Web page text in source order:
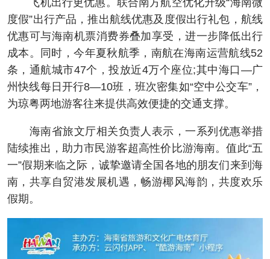
飞机出行更优惠。联合南方航空优化升级“海南微
度假”出行产品，推出航线优惠及度假出行礼包，航线
优惠可与海南机票消费券叠加享受，进一步降低出行
成本。同时，今年夏秋航季，南航在海南运营航线52
条，通航城市47个，投放近4万个座位;其中海口—广
州快线每日开行8—10班，班次密集如“空中公交车”，
为琼粤两地游客往来提供高效便捷的交通支撑。
海南省旅文厅相关负责人表示，一系列优惠举措
陆续推出，助力市民游客超高性价比游海南。值此“五
一”假期来临之际，诚挚邀请全国各地的朋友们来到海
南，共享自贸港发展机遇，畅游椰风海韵，共度欢乐
假期。